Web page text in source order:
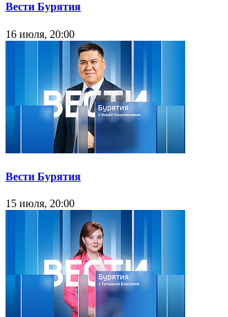
Вести Бурятия
16 июля, 20:00
Вести Бурятия
15 июля, 20:00